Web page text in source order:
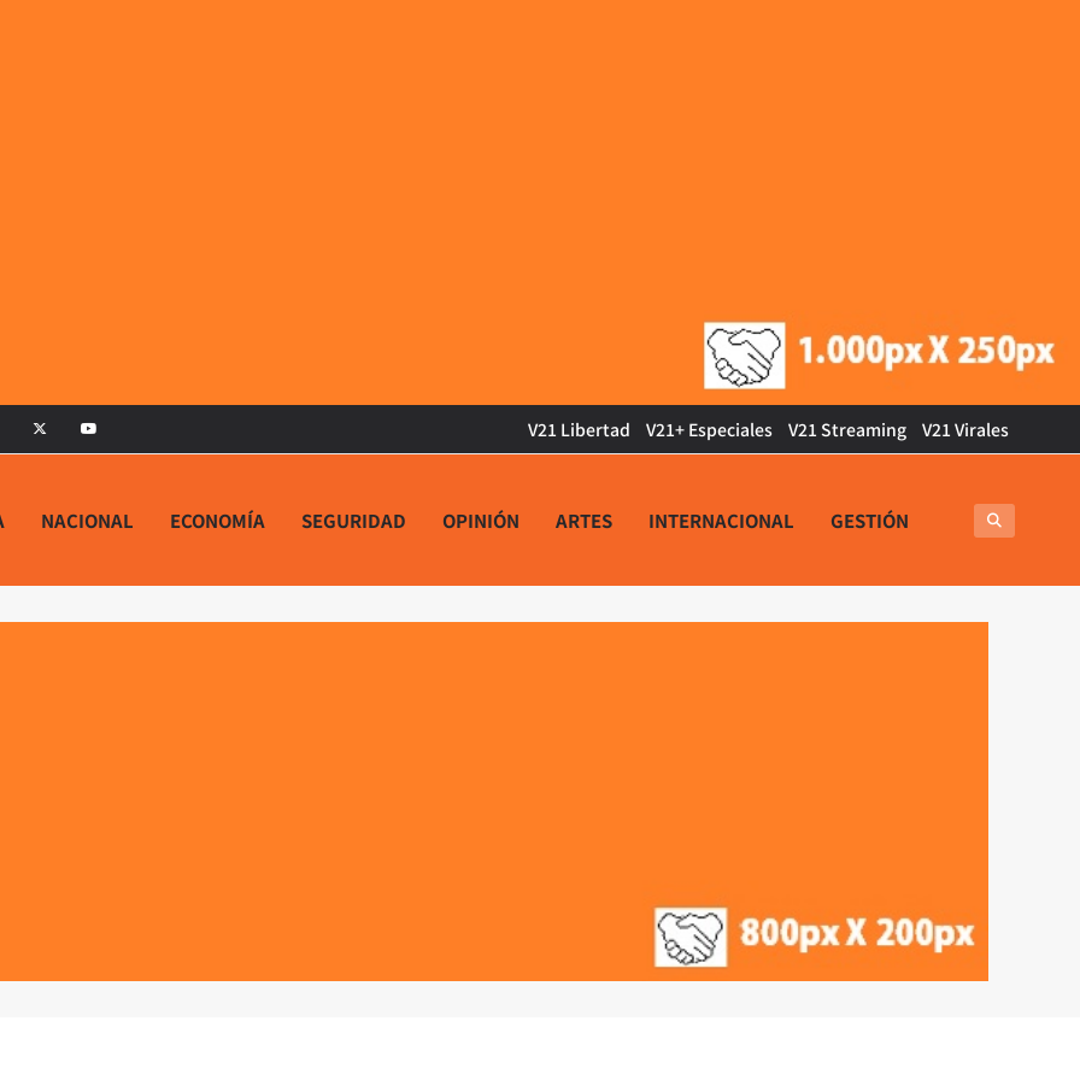
V21 Libertad V21+ Especiales V21 Streaming V21 Virales
NACIONAL ECONOMÍA SEGURIDAD OPINIÓN ARTES INTERNACIONAL GESTIÓN